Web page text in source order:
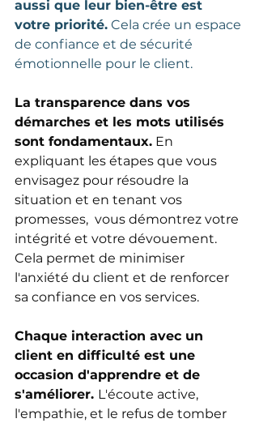
aussi que leur bien-être est
votre priorité. Cela crée un espace
de confiance et de sécurité
émotionnelle pour le client.
La transparence dans vos
démarches et les mots utilisés
sont fondamentaux. En
expliquant les étapes que vous
envisagez pour résoudre la
situation et en tenant vos
promesses,  vous démontrez votre
intégrité et votre dévouement.
Cela permet de minimiser
l'anxiété du client et de renforcer
sa confiance en vos services.
Chaque interaction avec un
client en difficulté est une
occasion d'apprendre et de
s'améliorer. L'écoute active,
l'empathie, et le refus de tomber